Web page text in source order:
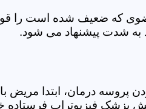
عضوی که ضعیف شده است را
به شدت پیشنهاد می شود.
پروسه درمان، ابتدا
پزشک فیزیوتراپ